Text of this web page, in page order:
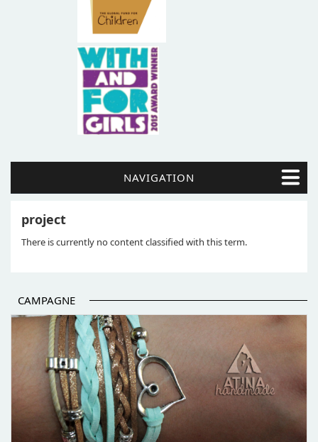
NAVIGATION
project
There is currently no content classified with this term.
CAMPAGNE